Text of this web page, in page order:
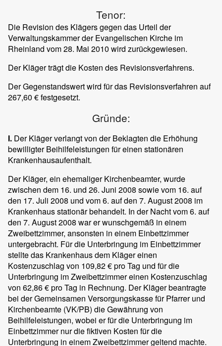
Tenor:
Die Revision des Klägers gegen das Urteil der
Verwaltungskammer der Evangelischen Kirche im
Rheinland vom 28. Mai 2010 wird zurückgewiesen.
Der Kläger trägt die Kosten des Revisionsverfahrens.
Der Gegenstandswert wird für das Revisionsverfahren auf
267,60 € festgesetzt.
Gründe:
I. Der Kläger verlangt von der Beklagten die Erhöhung
bewilligter Beihilfeleistungen für einen stationären
Krankenhausaufenthalt.
Der Kläger, ein ehemaliger Kirchenbeamter, wurde
zwischen dem 16. und 26. Juni 2008 sowie vom 16. auf
den 17. Juli 2008 und vom 6. auf den 7. August 2008 im
Krankenhaus stationär behandelt. In der Nacht vom 6. auf
den 7. August 2008 war er wunschgemäß in einem
Zweibettzimmer, ansonsten in einem Einbettzimmer
untergebracht. Für die Unterbringung im Einbettzimmer
stellte das Krankenhaus dem Kläger einen
Kostenzuschlag von 109,82 € pro Tag und für die
Unterbringung im Zweibettzimmer einen Kostenzuschlag
von 62,86 € pro Tag in Rechnung. Der Kläger beantragte
bei der Gemeinsamen Versorgungskasse für Pfarrer und
Kirchenbeamte (VK/PB) die Gewährung von
Beihilfeleistungen, wobei er für die Unterbringung im
Einbettzimmer nur die fiktiven Kosten für die
Unterbringung in einem Zweibettzimmer geltend machte.